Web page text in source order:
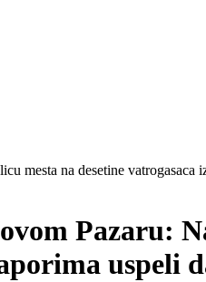
mesta na desetine
Pazaru:
uspeli